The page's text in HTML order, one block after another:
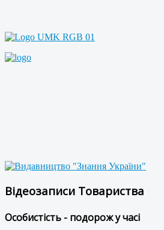
Відеозаписи Товариства
Особистість - подорож у часі